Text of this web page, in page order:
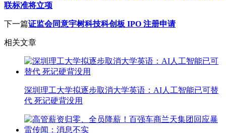
联标准将立项
下一篇证监会同意宇树科技科创板 IPO 注册申请
相关文章
深圳理工大学拟逐步取消大学英语：AI人工智能已可替
代 死记硬背没用